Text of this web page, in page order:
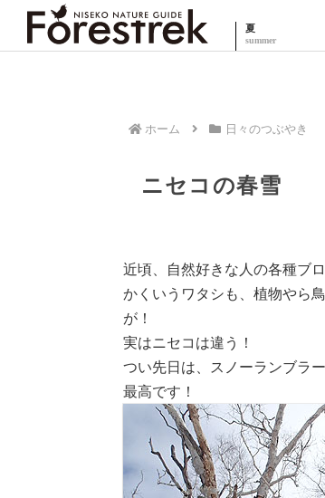
夏
ホーム 日々のつぶやき
ニセコの春雪
近頃、自然好きな人の各種ブ
かくいうワタシも、植物やら
が！
実はニセコは違う！
つい先日は、スノーランブラ
最高です！